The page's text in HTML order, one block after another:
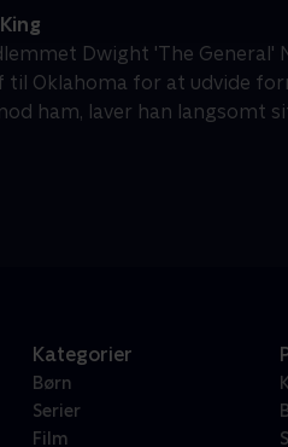
Dwight 'The
til Oklahoma for at udvide
ham, laver han langsomt
Kategorier
Børn
Serier
Film